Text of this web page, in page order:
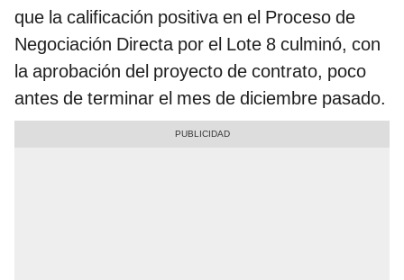
que la calificación positiva en el Proceso de
Negociación Directa por el Lote 8 culminó, con
la aprobación del proyecto de contrato, poco
antes de terminar el mes de diciembre pasado.